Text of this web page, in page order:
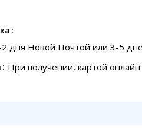
дня Новой Почтой или 3-5
При получении, картой